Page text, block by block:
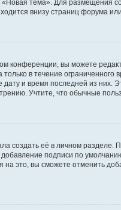
тема». Для размещения
внизу страниц форума
конференции, вы можете
в течение
дату и время последней из
Учтите, что обычные
создать её в личном разделе.
подписи по
на это, вы сможете отменить